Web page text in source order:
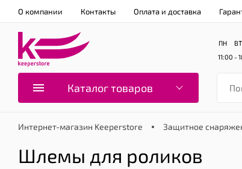
О компании Контакты Оплата и доставка
ПН ВТ
11:00 -
Каталог товаров
Интернет-магазин Keeperstore Защитное
Шлемы для роликов